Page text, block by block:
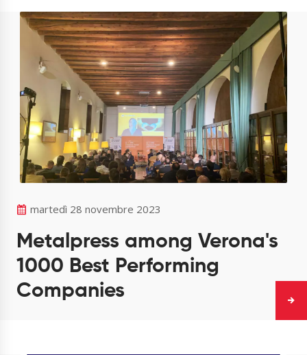
martedì 28 novembre 2023
Metalpress among Verona's
1000 Best Performing
Companies